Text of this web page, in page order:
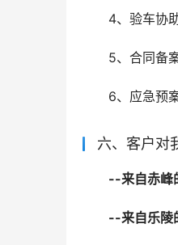
4、验车协
5、合同备
6、应急预
六、客户对
--来自赤峰
--来自乐陵